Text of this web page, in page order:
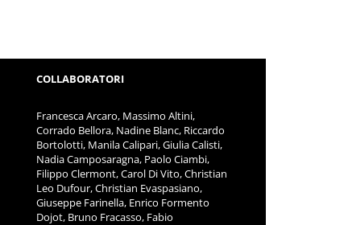
COLLABORATORI
Francesca Arcaro, Massimo Altini,
Corrado Bellora, Nadine Blanc, Riccardo
Bortolotti, Manila Calipari, Giulia Calisti,
Nadia Camposaragna, Paolo Ciambi,
Filippo Clermont, Carol Di Vito, Christian
Leo Dufour, Christian Evaspasiano,
Giuseppe Farinella, Enrico Formento
Dojot, Bruno Fracasso, Fabio